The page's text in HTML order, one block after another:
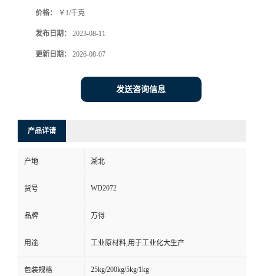
价格： ￥1/千克
发布日期： 2023-08-11
更新日期： 2026-08-07
发送咨询信息
产品详请
产地 湖北
货号 WD2072
品牌 万得
用途 工业原材料,用于工业化大生产
包装规格 25kg/200kg/5kg/1kg